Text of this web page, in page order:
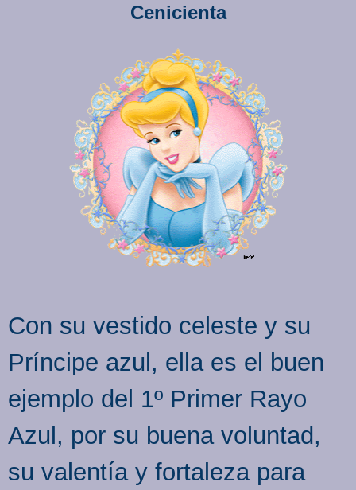
Cenicienta
Con su vestido celeste y su
Príncipe azul, ella es el buen
ejemplo del 1º Primer Rayo
Azul, por su buena voluntad,
su valentía y fortaleza para